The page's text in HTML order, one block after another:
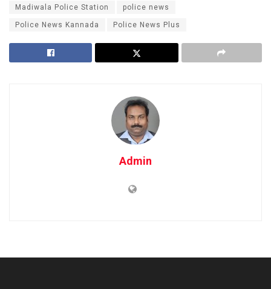
Madiwala Police Station police news
Police News Kannada Police News Plus
Admin